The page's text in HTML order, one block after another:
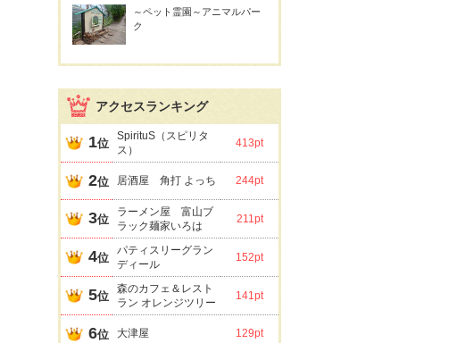
～ペット霊園～アニマルパー
ク
アクセスランキング
1位
SpirituS（スピリタ
ス）
413pt
2位 居酒屋 角打 よっち 244pt
3位
ラーメン屋 富山ブ
ラック麺家いろは
211pt
4位
パティスリーグラン
ディール
152pt
5位
森のカフェ＆レスト
ラン オレンジツリー
141pt
6位 大津屋 129pt